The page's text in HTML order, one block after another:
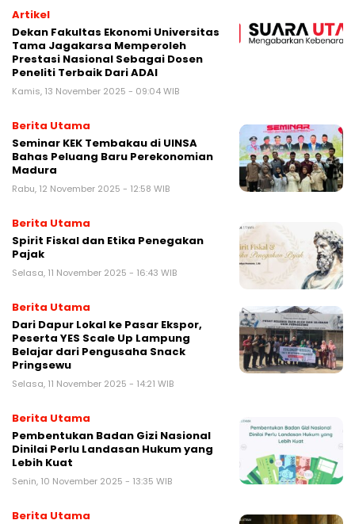
Artikel
Dekan Fakultas Ekonomi Universitas
Tama Jagakarsa Memperoleh
Prestasi Nasional Sebagai Dosen
Peneliti Terbaik Dari ADAI
Kamis, 13 November 2025 - 09:04 WIB
Berita Utama
Seminar KEK Tembakau di UINSA
Bahas Peluang Baru Perekonomian
Madura
Rabu, 12 November 2025 - 12:58 WIB
Berita Utama
Spirit Fiskal dan Etika Penegakan
Pajak
Selasa, 11 November 2025 - 16:43 WIB
Berita Utama
Dari Dapur Lokal ke Pasar Ekspor,
Peserta YES Scale Up Lampung
Belajar dari Pengusaha Snack
Pringsewu
Selasa, 11 November 2025 - 14:21 WIB
Berita Utama
Pembentukan Badan Gizi Nasional
Dinilai Perlu Landasan Hukum yang
Lebih Kuat
Senin, 10 November 2025 - 13:35 WIB
Berita Utama